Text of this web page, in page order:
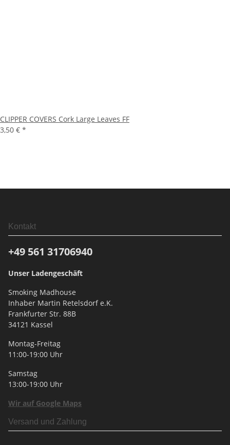
CLIPPER COVERS Cork Large Leaves FF
3,50 € *
Kontakt
+49 561 31706940
Unser Ladengeschäft
Smoking Madhouse
Inhaber Martin Retelsdorf e.K.
Frankfurter Str. 88B
34121 Kassel
Montag-Freitag
11:00-19:00 Uhr
Samstag
13:00-19:00 Uhr
Wir auf Google Maps
Versand und Zahlung